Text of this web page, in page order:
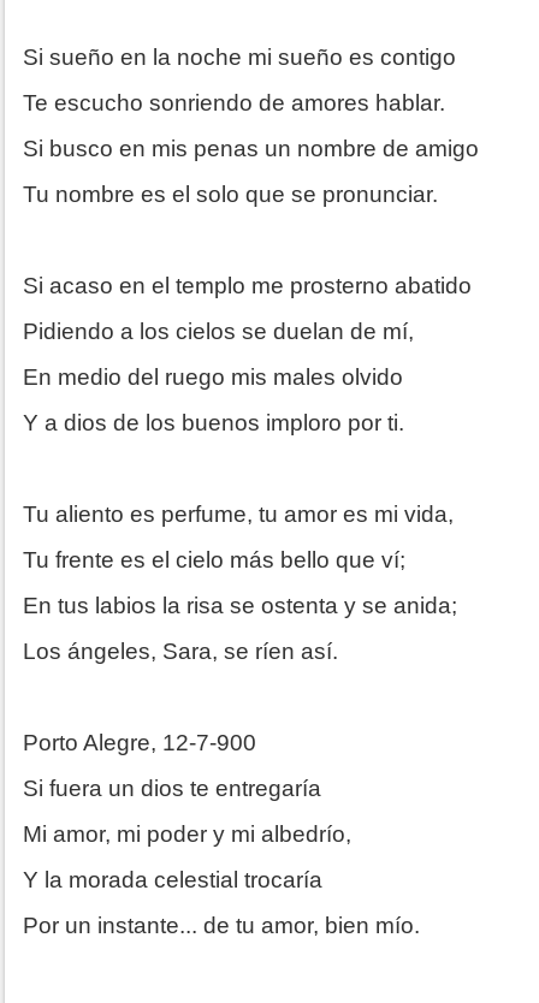
Si sueño en la noche mi sueño es contigo
Te escucho sonriendo de amores hablar.
Si busco en mis penas un nombre de amigo
Tu nombre es el solo que se pronunciar.
Si acaso en el templo me prosterno abatido
Pidiendo a los cielos se duelan de mí,
En medio del ruego mis males olvido
Y a dios de los buenos imploro por ti.
Tu aliento es perfume, tu amor es mi vida,
Tu frente es el cielo más bello que ví;
En tus labios la risa se ostenta y se anida;
Los ángeles, Sara, se ríen así.
Porto Alegre, 12-7-900
Si fuera un dios te entregaría
Mi amor, mi poder y mi albedrío,
Y la morada celestial trocaría
Por un instante... de tu amor, bien mío.